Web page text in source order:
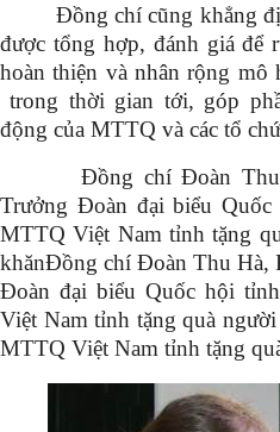
Đồng chí cũng khẳng
được tổng hợp, đánh giá để
hoàn thiện và nhân rộng mô
trong thời gian tới, góp
động của MTTQ và các tổ
Đồng chí Đoàn Thu
Trưởng Đoàn đại biểu
MTTQ Việt Nam tỉnh tặng
khănĐồng chí Đoàn Thu Hà,
Đoàn đại biểu Quốc hội
Việt Nam tỉnh tặng quà
MTTQ Việt Nam tỉnh tặng